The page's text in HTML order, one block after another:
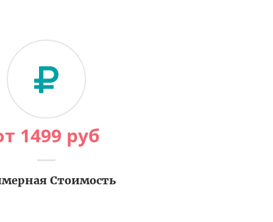
1499 руб
Стоимость